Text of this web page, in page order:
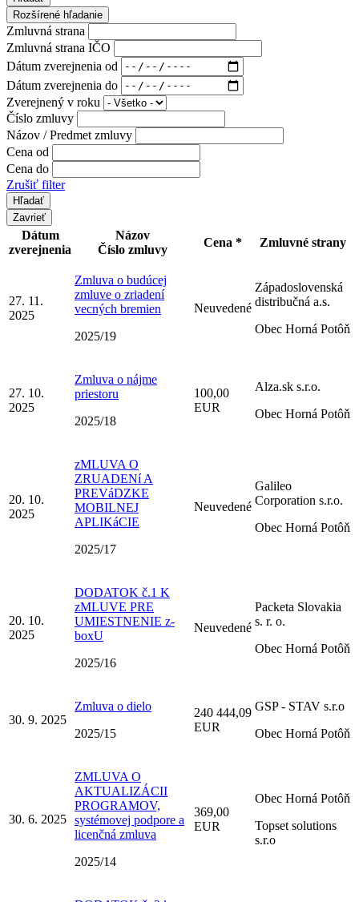
Rozšírené hľadanie
Zmluvná strana
Zmluvná strana IČO
Dátum zverejnenia od
Dátum zverejnenia do
Zverejnený v roku
Číslo zmluvy
Názov / Predmet zmluvy
Cena od
Cena do
Zrušiť filter
Zavrieť
Dátum
zverejnenia
Názov
Číslo zmluvy
Cena * Zmluvné strany
27. 11.
2025
Zmluva o budúcej
zmluve o zriadení
vecných bremien
2025/19
Neuvedené
Západoslovenská
distribučná a.s.
Obec Horná Potôň
27. 10.
2025
Zmluva o nájme
priestoru
2025/18
100,00
EUR
Alza.sk s.r.o.
Obec Horná Potôň
20. 10.
2025
zMLUVA O
ZRUADENí A
PREVáDZKE
MOBILNEJ
APLIKáCIE
2025/17
Neuvedené
Galileo
Corporation s.r.o.
Obec Horná Potôň
20. 10.
2025
DODATOK č.1 K
zMLUVE PRE
UMIESTNENIE z-
boxU
2025/16
Neuvedené
Packeta Slovakia
s. r. o.
Obec Horná Potôň
30. 9. 2025
Zmluva o dielo
2025/15
240 444,09
EUR
GSP - STAV s.r.o
Obec Horná Potôň
30. 6. 2025
ZMLUVA O
AKTUALIZÁCII
PROGRAMOV,
systémovej podpore a
licenčná zmluva
2025/14
369,00
EUR
Obec Horná Potôň
Topset solutions
s.r.o